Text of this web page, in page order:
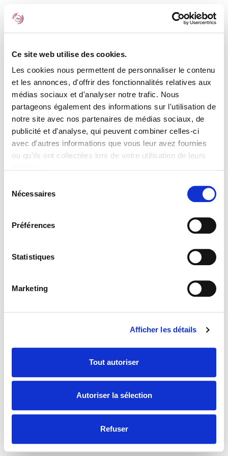
Ce site web utilise des cookies.
Les cookies nous permettent de personnaliser le contenu
et les annonces, d'offrir des fonctionnalités relatives aux
médias sociaux et d'analyser notre trafic. Nous
partageons également des informations sur l'utilisation de
notre site avec nos partenaires de médias sociaux, de
publicité et d'analyse, qui peuvent combiner celles-ci
avec d'autres informations que vous leur avez fournies
ou qu'ils ont collectées lors de votre utilisation de leurs
Nécessaires
Préférences
Statistiques
Marketing
Afficher les détails
Tout autoriser
Autoriser la sélection
Refuser
Bienvenue !
visibility
Mot de passe oublié ?